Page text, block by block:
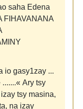
saha Edena
FIHAVANANA
io gasy1zay ...
Ary tsy
tsy masina,
na izay